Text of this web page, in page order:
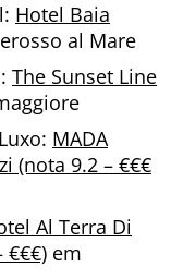
Hotel Baia
al Mare
The Sunset Line
MADA
(nota 9.2 – €€€
Al Terra Di
€€€) em